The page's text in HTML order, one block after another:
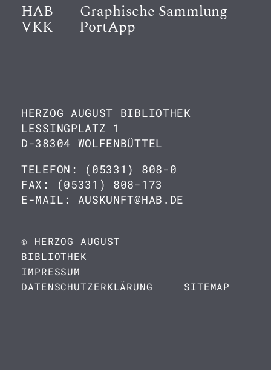
HAB Graphische Sammlung
VKK PortApp
HERZOG AUGUST BIBLIOTHEK
LESSINGPLATZ 1
D-38304 WOLFENBÜTTEL
TELEFON: (05331) 808-0
FAX: (05331) 808-173
E-MAIL: AUSKUNFT@HAB.DE
© HERZOG AUGUST
BIBLIOTHEK
IMPRESSUM
DATENSCHUTZERKLÄRUNG
SITEMAP